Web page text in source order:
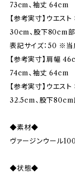
73cm、袖丈 64cm
【参考実寸】ウエス
30cm、股下80cm
表記サイズ：50 ※当
【参考実寸】肩幅
74cm、袖丈 64cm
【参考実寸】ウエス
32.5cm、股下
◆素材◆
ヴァージンウール
◆状態◆